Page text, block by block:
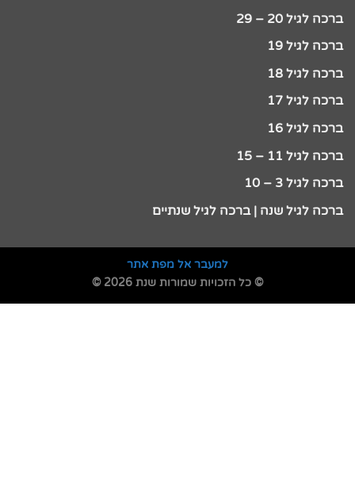
ברכה לגיל 20 – 29
ברכה לגיל 19
ברכה לגיל 18
ברכה לגיל 17
ברכה לגיל 16
ברכה לגיל 11 – 15
ברכה לגיל 3 – 10
ברכה לגיל שנה | ברכה לגיל שנתיים
למעבר אל מפת אתר
© כל הזכויות שמורות שנת 2026 ©